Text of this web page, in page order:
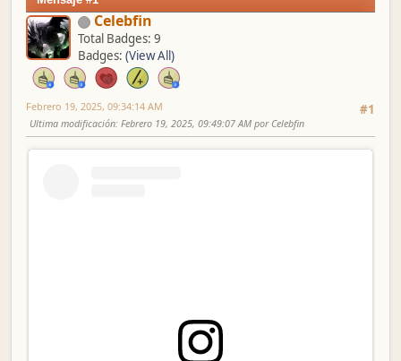
Celebfin
Total Badges: 9
Badges: (View All)
#1
Febrero 19, 2025, 09:34:14 AM
Ultima modificación: Febrero 19, 2025, 09:49:07 AM por Celebfin